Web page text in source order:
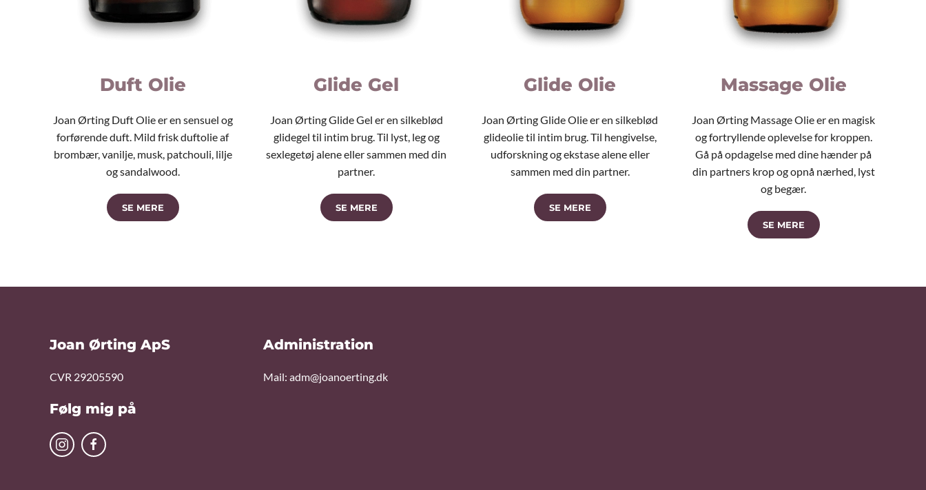
Duft Olie
Joan Ørting Duft Olie er en sensuel og
forførende duft. Mild frisk duftolie af
brombær, vanilje, musk, patchouli, lilje
og sandalwood.
SE MERE
Glide Gel
Joan Ørting Glide Gel er en silkeblød
glidegel til intim brug. Til lyst, leg og
sexlegetøj alene eller sammen med din
partner.
SE MERE
Glide Olie
Joan Ørting Glide Olie er en silkeblød
glideolie til intim brug. Til hengivelse,
udforskning og ekstase alene eller
sammen med din partner.
SE MERE
Massage Olie
Joan Ørting Massage Olie er en magisk
og fortryllende oplevelse for kroppen.
Gå på opdagelse med dine hænder på
din partners krop og opnå nærhed, lyst
og begær.
SE MERE
Joan Ørting ApS
CVR 29205590
Følg mig på
Administration
Mail: adm@joanoerting.dk